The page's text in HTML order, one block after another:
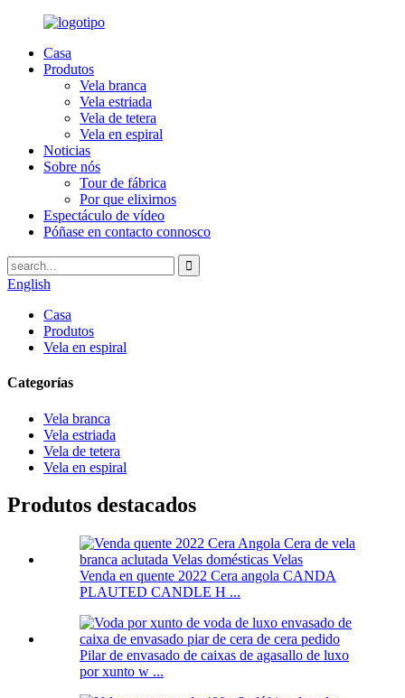
Casa
Produtos
Vela branca
Vela estriada
Vela de tetera
Vela en espiral
Noticias
Sobre nós
Tour de fábrica
Por que elixirnos
Espectáculo de vídeo
Póñase en contacto connosco
English
Casa
Produtos
Vela en espiral
Categorías
Vela branca
Vela estriada
Vela de tetera
Vela en espiral
Produtos destacados
Venda en quente 2022 Cera angola CANDA
PLAUTED CANDLE H ...
Pilar de envasado de caixas de agasallo de luxo
por xunto w ...